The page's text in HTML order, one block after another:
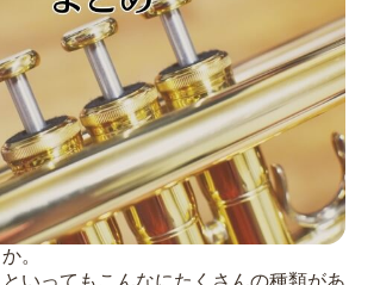
。
といってもこんなにたくさんの種類があ